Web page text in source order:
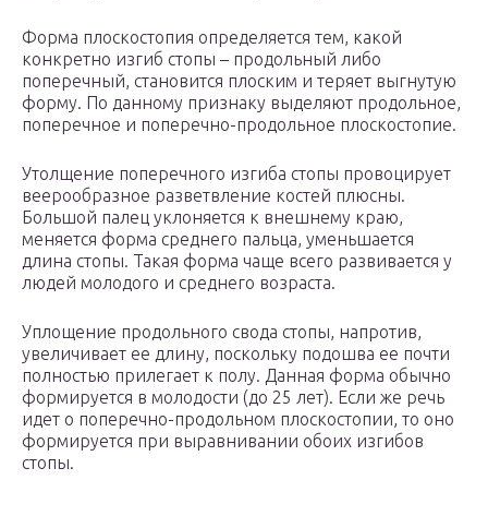
Форма плоскостопия определяется тем, какой
конкретно изгиб стопы – продольный либо
поперечный, становится плоским и теряет выгнутую
форму. По данному признаку выделяют продольное,
поперечное и поперечно-продольное плоскостопие.
Утолщение поперечного изгиба стопы провоцирует
веерообразное разветвление костей плюсны.
Большой палец уклоняется к внешнему краю,
меняется форма среднего пальца, уменьшается
длина стопы. Такая форма чаще всего развивается у
людей молодого и среднего возраста.
Уплощение продольного свода стопы, напротив,
увеличивает ее длину, поскольку подошва ее почти
полностью прилегает к полу. Данная форма обычно
формируется в молодости (до 25 лет). Если же речь
идет о поперечно-продольном плоскостопии, то оно
формируется при выравнивании обоих изгибов
стопы.